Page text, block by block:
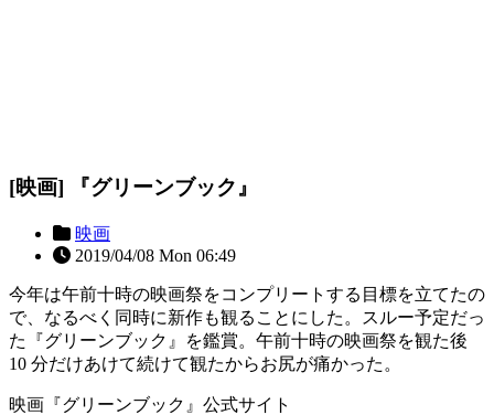
[映画] 『グリーンブック』
映画
2019/04/08 Mon 06:49
今年は午前十時の映画祭をコンプリートする目標を立てたの
で、なるべく同時に新作も観ることにした。スルー予定だっ
た『グリーンブック』を鑑賞。午前十時の映画祭を観た後
10 分だけあけて続けて観たからお尻が痛かった。
映画『グリーンブック』公式サイト